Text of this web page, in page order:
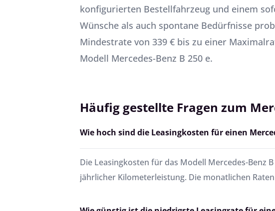
konfigurierten Bestellfahrzeug und einem
Wünsche als auch spontane Bedürfnisse
Mindestrate von 339 € bis zu einer
Modell Mercedes-Benz B 250 e.
Häufig gestellte Fragen zum
Wie hoch sind die Leasingkosten für einen
Die Leasingkosten für das Modell Mercedes-Benz
jährlicher Kilometerleistung. Die monatlichen